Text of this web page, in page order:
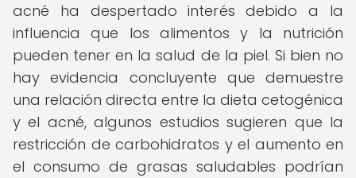
acné ha despertado interés debido a la
influencia que los alimentos y la nutrición
pueden tener en la salud de la piel. Si bien no
hay evidencia concluyente que demuestre
una relación directa entre la dieta cetogénica
y el acné, algunos estudios sugieren que la
restricción de carbohidratos y el aumento en
el consumo de grasas saludables podrían